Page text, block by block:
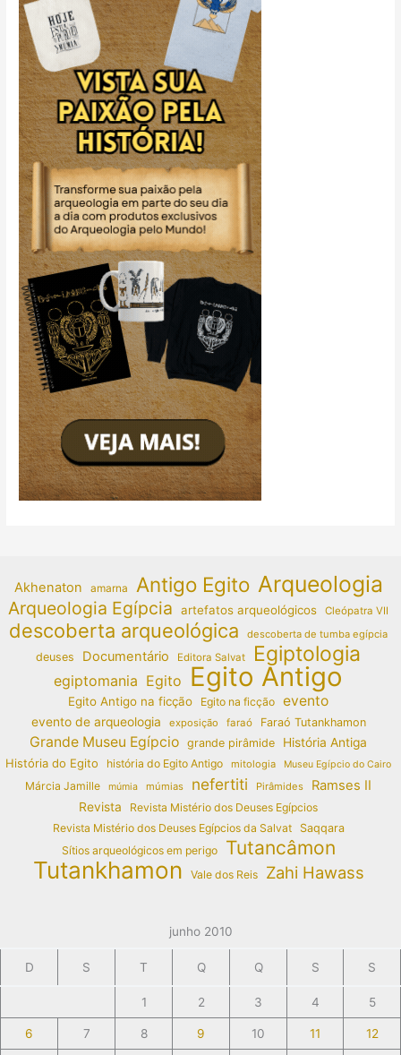
Akhenaton amarna Antigo Egito Arqueologia
Arqueologia Egípcia artefatos arqueológicos Cleópatra VII
descoberta arqueológica descoberta de tumba egípcia
deuses Documentário Editora Salvat Egiptologia
egiptomania Egito Egito Antigo
Egito Antigo na ficção Egito na ficção evento
evento de arqueologia exposição faraó Faraó Tutankhamon
Grande Museu Egípcio grande pirâmide
História Antiga
História do Egito
história do Egito Antigo mitologia Museu Egípcio do Cairo
Márcia Jamille múmia múmias nefertiti Pirâmides Ramses II
Revista
Revista Mistério dos Deuses Egípcios
Revista Mistério dos Deuses Egípcios da Salvat
Saqqara
Sítios arqueológicos em perigo
Tutancâmon
Tutankhamon Vale dos Reis Zahi Hawass
junho 2010
D S T Q Q S S
1 2 3 4 5
6 7 8 9 10 11 12